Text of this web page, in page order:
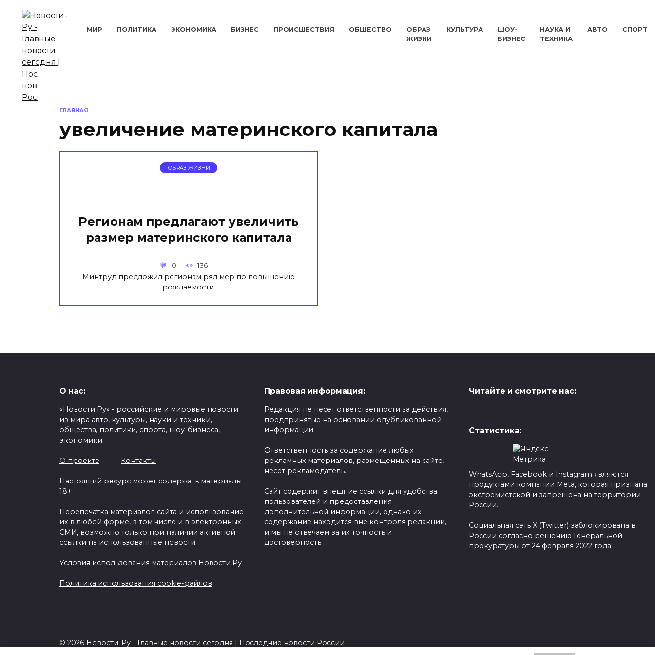
содержанию
МИР ПОЛИТИКА ЭКОНОМИКА БИЗНЕС ПРОИСШЕСТВИЯ ОБЩЕСТВО
ОБРАЗ
ЖИЗНИ
КУЛЬТУРА
ШОУ-
БИЗНЕС
НАУКА И
ТЕХНИКА
АВТО СПОРТ
ГЛАВНАЯ
увеличение материнского капитала
ОБРАЗ ЖИЗНИ
Регионам предлагают увеличить
размер материнского капитала
0 136
Минтруд предложил регионам ряд мер по повышению
рождаемости.
О нас:
«Новости Ру» - российские и мировые новости
из мира авто, культуры, науки и техники,
общества, политики, спорта, шоу-бизнеса,
экономики.
О проекте Контакты
Настоящий ресурс может содержать материалы
18+
Перепечатка материалов сайта и использование
их в любой форме, в том числе и в электронных
СМИ, возможно только при наличии активной
ссылки на использованные новости.
Условия использования материалов Новости Ру
Политика использования cookie-файлов
Правовая информация:
Редакция не несет ответственности за действия,
предпринятые на основании опубликованной
информации.
Ответственность за содержание любых
рекламных материалов, размещенных на сайте,
несет рекламодатель.
Сайт содержит внешние ссылки для удобства
пользователей и предоставления
дополнительной информации, однако их
содержание находится вне контроля редакции,
и мы не отвечаем за их точность и
достоверность.
Читайте и смотрите нас:
Статистика:
WhatsApp, Facebook и Instagram являются
продуктами компании Meta, которая признана
экстремистской и запрещена на территории
России.
Социальная сеть X (Twitter) заблокирована в
России согласно решению Генеральной
прокуратуры от 24 февраля 2022 года.
© 2026 Новости-Ру - Главные новости сегодня | Последние новости России